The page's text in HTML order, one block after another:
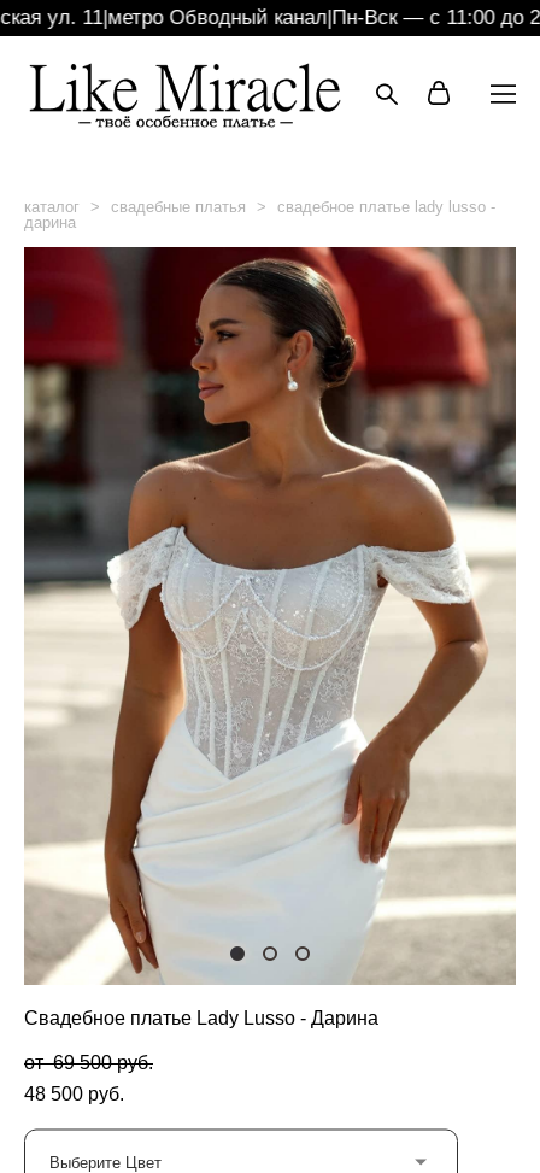
ул. 11 метро Обводный канал|Пн-Вск — с 11:00 до
каталог > свадебные платья >
свадебное платье lady lusso -
дарина
Свадебное платье Lady Lusso - Дарина
от 69 500 pуб.
48 500 pуб.
Выберите Цвет